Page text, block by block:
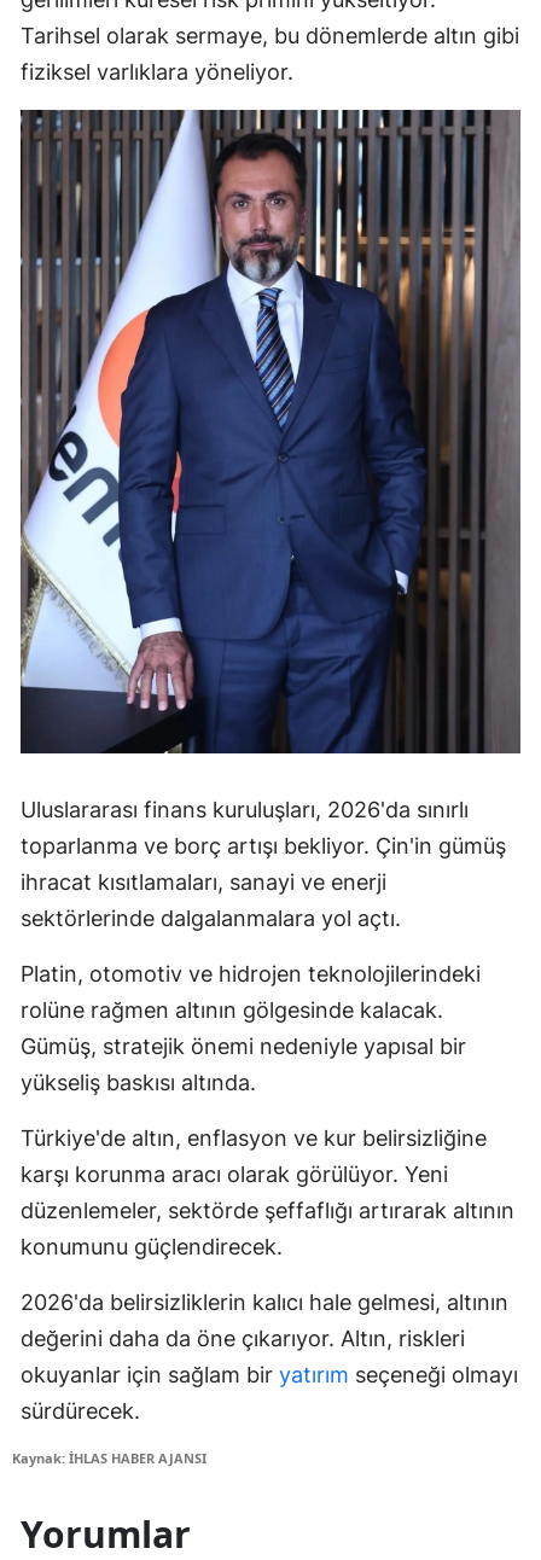
Tarihsel olarak sermaye, bu dönemlerde altın gibi
fiziksel varlıklara yöneliyor.
Uluslararası finans kuruluşları, 2026'da sınırlı
toparlanma ve borç artışı bekliyor. Çin'in gümüş
ihracat kısıtlamaları, sanayi ve enerji
sektörlerinde dalgalanmalara yol açtı.
Platin, otomotiv ve hidrojen teknolojilerindeki
rolüne rağmen altının gölgesinde kalacak.
Gümüş, stratejik önemi nedeniyle yapısal bir
yükseliş baskısı altında.
Türkiye'de altın, enflasyon ve kur belirsizliğine
karşı korunma aracı olarak görülüyor. Yeni
düzenlemeler, sektörde şeffaflığı artırarak altının
konumunu güçlendirecek.
2026'da belirsizliklerin kalıcı hale gelmesi, altının
değerini daha da öne çıkarıyor. Altın, riskleri
okuyanlar için sağlam bir yatırım seçeneği olmayı
sürdürecek.
Kaynak: İHLAS HABER AJANSI
Yorumlar